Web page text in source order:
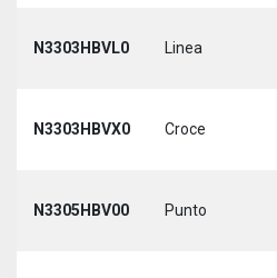
N3303HBVL0 Linea
N3303HBVX0 Croce
N3305HBV00 Punto